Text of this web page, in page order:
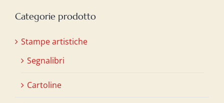
Categorie prodotto
Stampe artistiche
Segnalibri
Cartoline